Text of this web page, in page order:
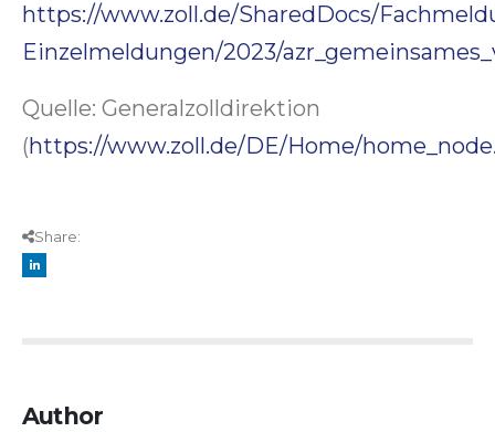
https://www.zoll.de/SharedDocs/
Einzelmeldungen/2023/
Quelle: Generalzolldirektion
(https://www.zoll.de/DE/Home/
Share:
Author